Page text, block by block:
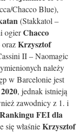
Chacco Blue),
(Stakkatol –
ogierChacco
Krzysztof
II – Naomagic
należy
w Barcelonie jest
, jednak istnieją
zawodnicy z 1. i
FEI dla
się właśnieKrzysztof